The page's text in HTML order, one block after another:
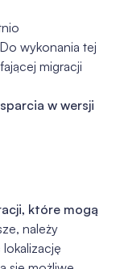
wykonania tej
migracji
w wersji
które mogą
należy